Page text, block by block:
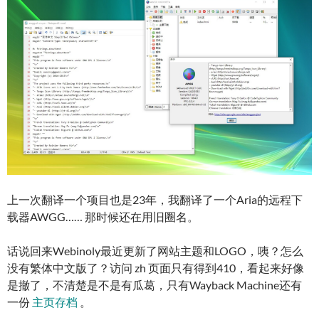
上一次翻译一个项目也是23年，我翻译了一个Aria的远程下
载器AWGG…… 那时候还在用旧圈名。
话说回来Webinoly最近更新了网站主题和LOGO，咦？怎么
没有繁体中文版了？访问 zh 页面只有得到410，看起来好像
是撤了，不清楚是不是有瓜葛，只有Wayback Machine还有
一份 主页存档 。